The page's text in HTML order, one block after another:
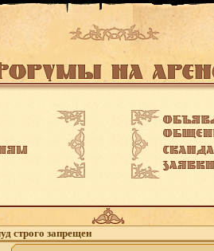
строго запрещен